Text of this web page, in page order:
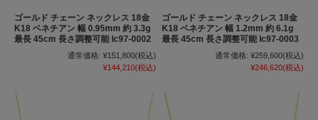
ゴールド チェーン ネックレス 18金
K18 ベネチアン 幅 0.95mm 約 3.3g
最長 45cm 長さ調整可能 lc97-0002
通常価格: ¥151,800(税込)
¥144,210(税込)
ゴールド チェーン ネックレス 18金
K18 ベネチアン 幅 1.2mm 約 6.1g
最長 45cm 長さ調整可能 lc97-0003
通常価格: ¥259,600(税込)
¥246,620(税込)